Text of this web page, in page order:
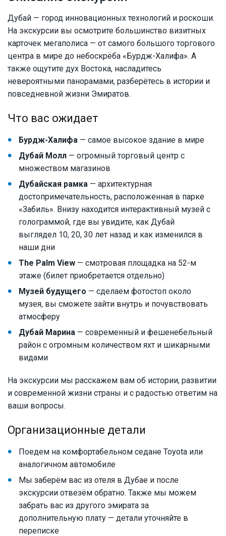
Дубай — город инновационных технологий и роскоши.
На экскурсии вы осмотрите большинство визитных
карточек мегаполиса — от самого большого торгового
центра в мире до небоскрёба «Бурдж-Халифа». А
также ощутите дух Востока, насладитесь
невероятными панорамами, разберётесь в истории и
повседневной жизни Эмиратов.
Что вас ожидает
Бурдж-Халифа — самое высокое здание в мире
Дубай Молл — огромный торговый центр с
множеством магазинов
Дубайская рамка — архитектурная
достопримечательность, расположенная в парке
«Забиль». Внизу находится интерактивный музей с
голограммой, где вы увидите, как Дубай
выглядел 10, 20, 30 лет назад и как изменился в
наши дни
The Palm View — смотровая площадка на 52-м
этаже (билет приобретается отдельно)
Музей будущего — сделаем фотостоп около
музея, вы сможете зайти внутрь и почувствовать
атмосферу
Дубай Марина — современный и фешенебельный
район с огромным количеством яхт и шикарными
видами
На экскурсии мы расскажем вам об истории, развитии
и современной жизни страны и с радостью ответим на
ваши вопросы.
Организационные детали
Поедем на комфортабельном седане Toyota или
аналогичном автомобиле
Мы заберём вас из отеля в Дубае и после
экскурсии отвезём обратно. Также мы можем
забрать вас из другого эмирата за
дополнительную плату — детали уточняйте в
переписке